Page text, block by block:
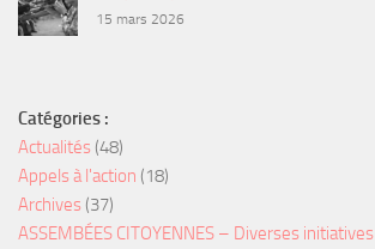
15 mars 2026
Catégories :
Actualités (48)
Appels à l'action (18)
Archives (37)
ASSEMBÉES CITOYENNES – Diverses initiatives